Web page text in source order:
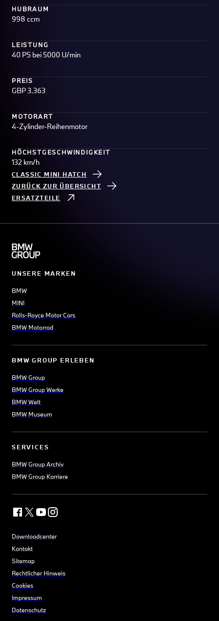
HUBRAUM
998 ccm
LEISTUNG
40 PS bei 5000 U/min
PREIS
GBP 3.363
MOTORART
4-Zylinder-Reihenmotor
HÖCHSTGESCHWINDIGKEIT
132 km/h
CLASSIC MINI HATCH
ZURÜCK ZUR ÜBERSICHT
ERSATZTEILE
UNSERE MARKEN
BMW
MINI
Rolls-Royce Motor Cars
BMW Motorrad
BMW GROUP ERLEBEN
BMW Group
BMW Group Werke
BMW Welt
BMW Museum
SERVICES
BMW Group Archiv
BMW Group Karriere
Downloadcenter
Kontakt
Sitemap
Rechtlicher Hinweis
Cookies
Impressum
Datenschutz